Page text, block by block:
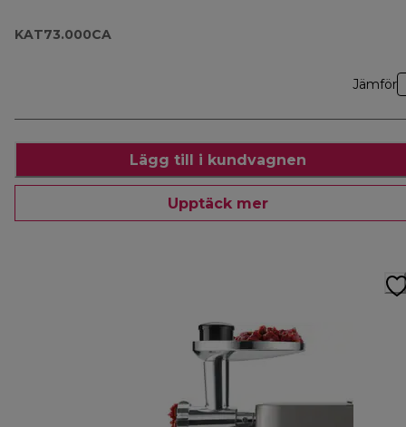
KAT73.000CA
Jämför
Lägg till i kundvagnen
Upptäck mer